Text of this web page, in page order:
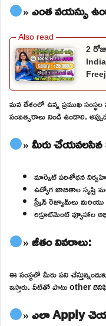
» ఎంత వయస్సు
2
మన దేశంలో ఉన్న ప్రముఖ
సంవత్సరాలు నిండి ఉండాలి.
» మీరు చేయవలసిన
మార్కెట్ పరిశోధన
ఉద్యోగ జాబితాల
స్క్రీన్ రెజ్యూమ్‌లు
రిక్రూట్‌మెంట్ వ్యూహాల
» జీతం వివరాలు:
ఈ సంస్థలో మీరు పని
ఇస్తారు. వీటితో పాటు other
» ఎలా Apply